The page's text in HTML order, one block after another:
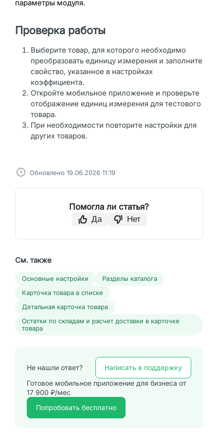
параметры модуля.
Проверка работы
Выберите товар, для которого необходимо
преобразовать единицу измерения и заполните
свойство, указанное в настройках
коэффициента.
Откройте мобильное приложение и проверьте
отображение единиц измерения для тестового
товара.
При необходимости повторите настройки для
других товаров.
Обновлено 19.06.2026 11:19
Помогла ли статья?
Да Нет
См. также
Основные настройки
Разделы каталога
Карточка товара в списке
Детальная карточка товара
Остатки по складам и расчет доставки в карточке
товара
Не нашли ответ?
Написать в поддержку
Готовое мобильное приложение для бизнеса от
17 900 ₽/мес
Попробовать бесплатно